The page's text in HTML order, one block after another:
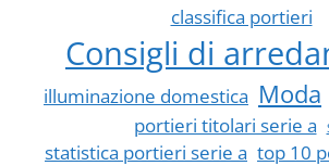
classifica portieri
Consigli di
illuminazione domestica Moda
portieri titolari serie a
statistica portieri serie a top 10